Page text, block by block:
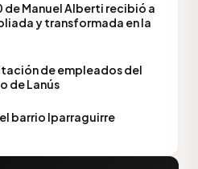
de Manuel Alberti recibió a
y transformada en la
de empleados del
de Lanús
barrio Iparraguirre